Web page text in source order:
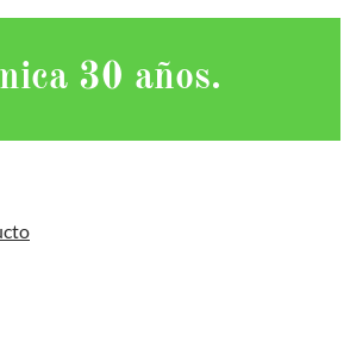
30 años.